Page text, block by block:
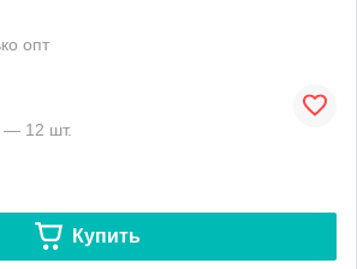
опт
— 12 шт.
Купить